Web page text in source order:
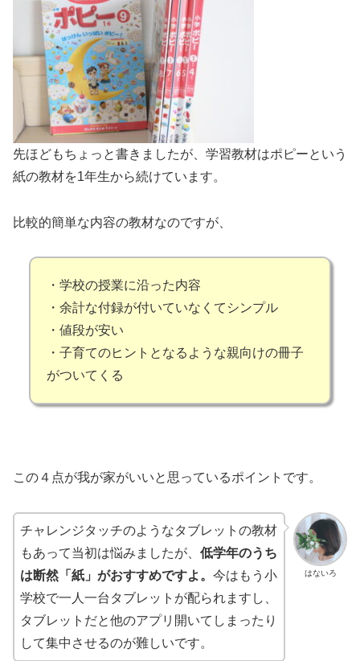
先ほどもちょっと書きましたが、学習教材はポピーという
紙の教材を1年生から続けています。
比較的簡単な内容の教材なのですが、
・学校の授業に沿った内容
・余計な付録が付いていなくてシンプル
・値段が安い
・子育てのヒントとなるような親向けの冊子
がついてくる
この４点が我が家がいいと思っているポイントです。
はないろ
チャレンジタッチのようなタブレットの教材
もあって当初は悩みましたが、 低学年のうち
は断然「紙」がおすすめですよ。 今はもう小
学校で一人一台タブレットが配られますし、
タブレットだと他のアプリ開いてしまったり
して集中させるのが難しいです。